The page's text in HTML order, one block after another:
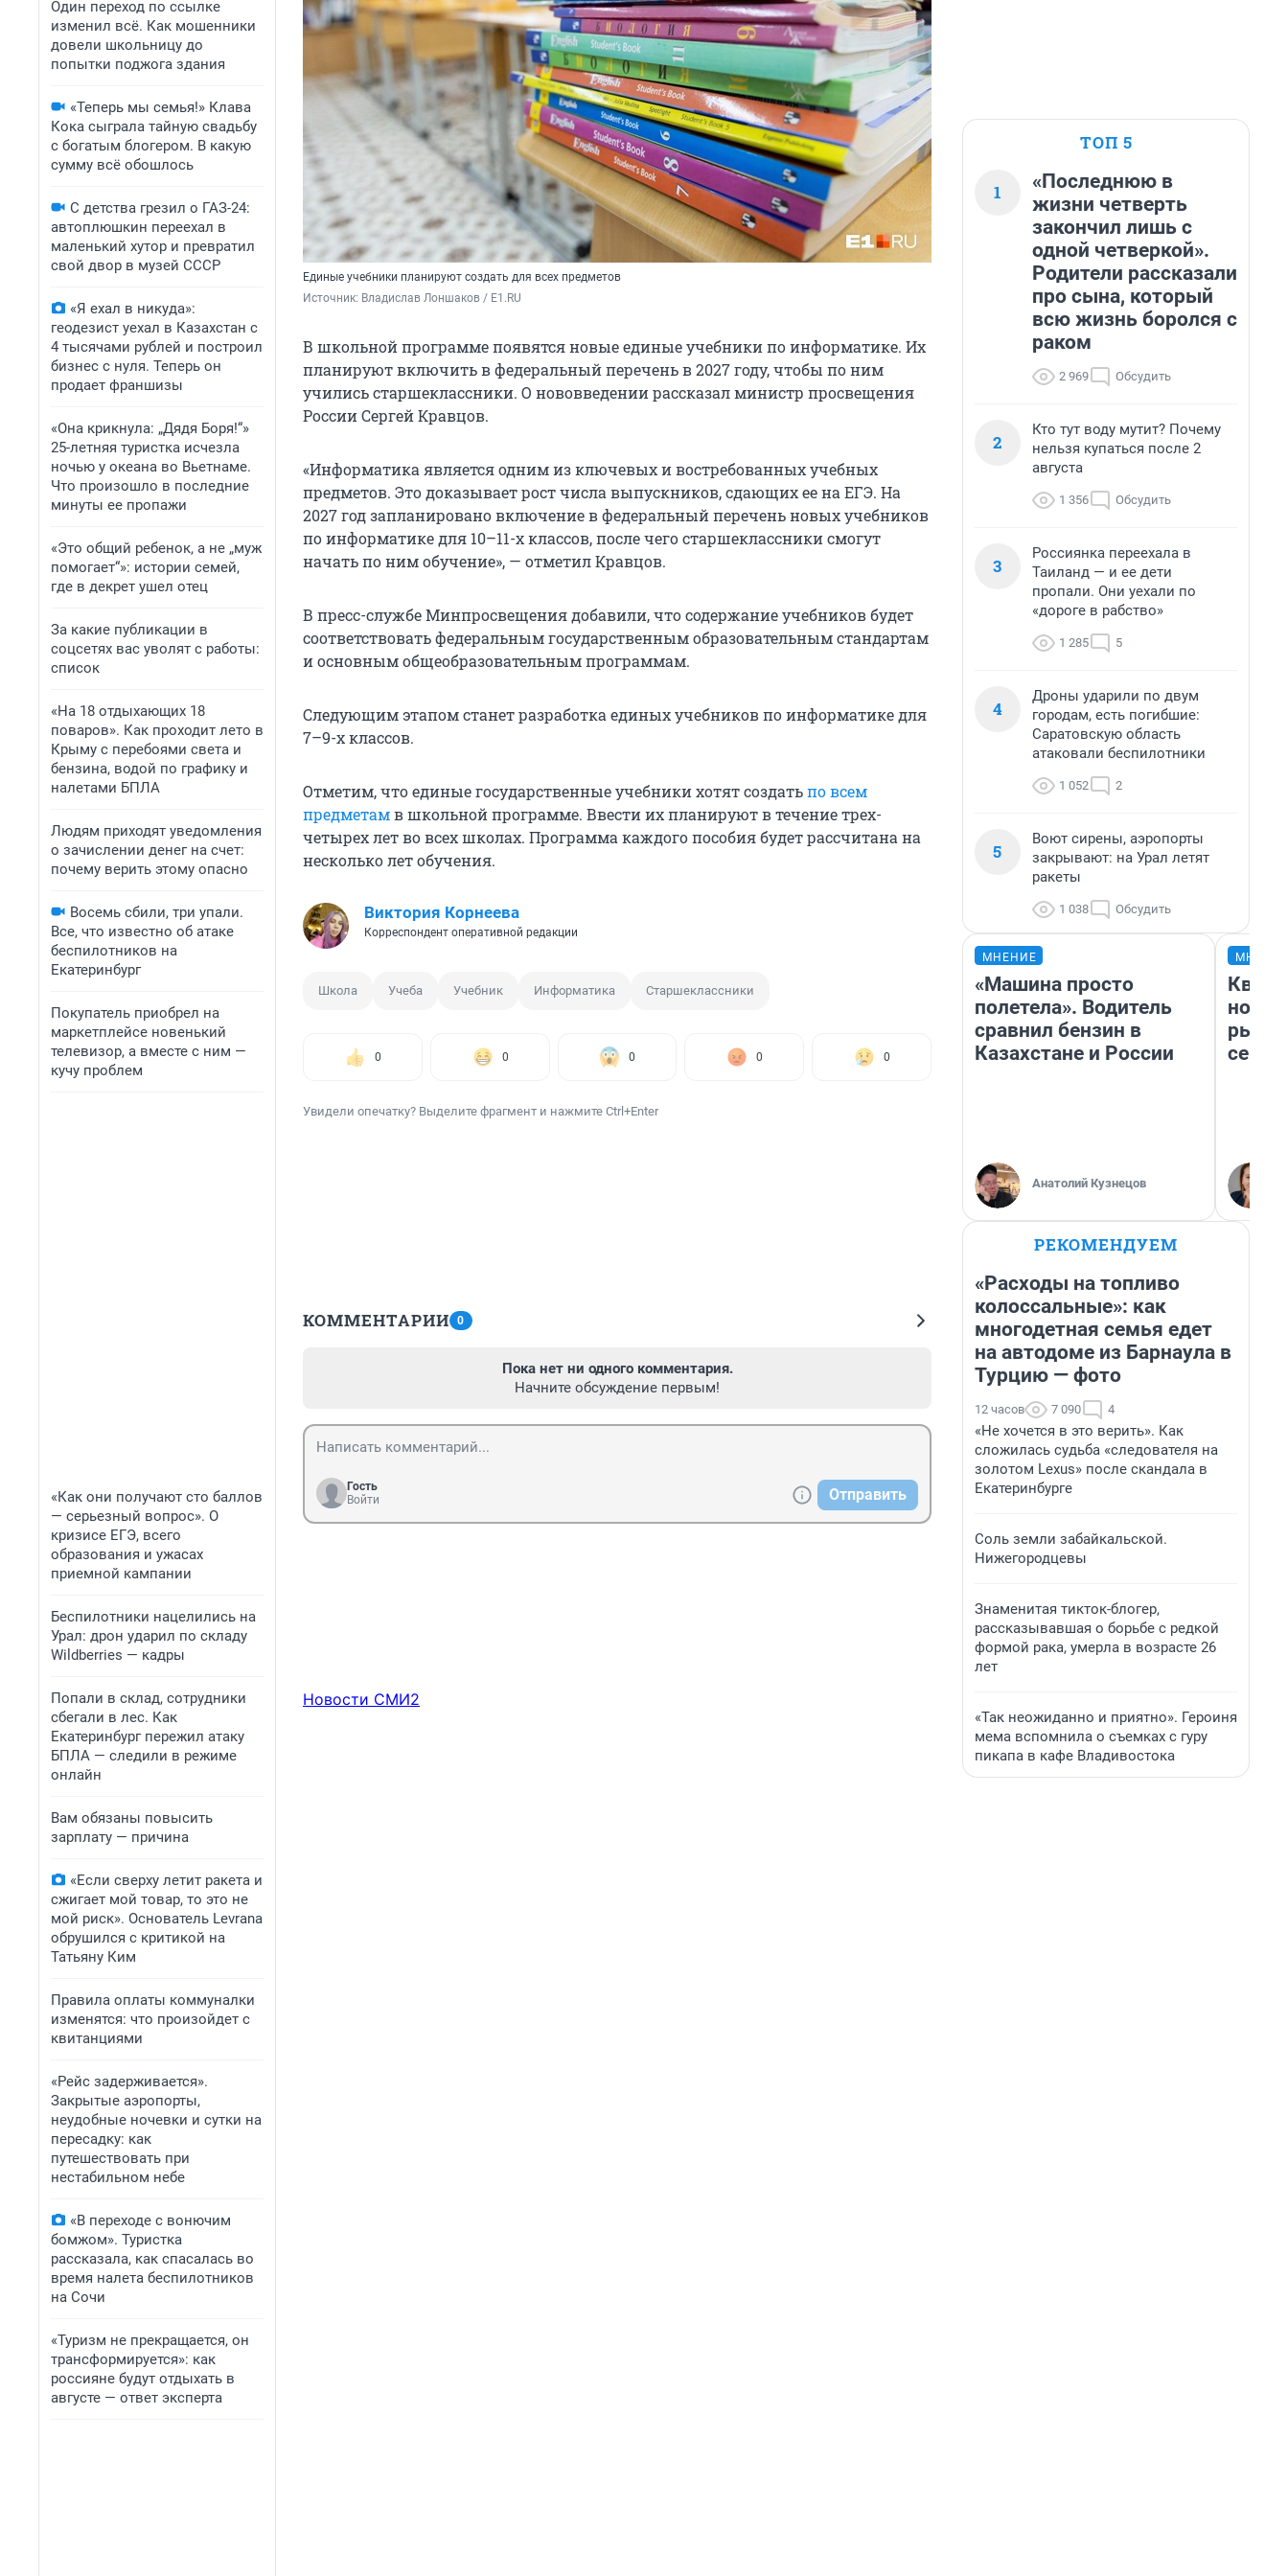
Один переход по ссылке
изменил всё. Как мошенники
довели школьницу до
попытки поджога здания
«Теперь мы семья!» Клава
Кока сыграла тайную свадьбу
с богатым блогером. В какую
сумму всё обошлось
С детства грезил о ГАЗ-24:
автоплюшкин переехал в
маленький хутор и превратил
свой двор в музей СССР
«Я ехал в никуда»:
геодезист уехал в Казахстан с
4 тысячами рублей и построил
бизнес с нуля. Теперь он
продает франшизы
«Она крикнула: „Дядя Боря!“»
25-летняя туристка исчезла
ночью у океана во Вьетнаме.
Что произошло в последние
минуты ее пропажи
«Это общий ребенок, а не „муж
помогает“»: истории семей,
где в декрет ушел отец
За какие публикации в
соцсетях вас уволят с работы:
список
«На 18 отдыхающих 18
поваров». Как проходит лето в
Крыму с перебоями света и
бензина, водой по графику и
налетами БПЛА
Людям приходят уведомления
о зачислении денег на счет:
почему верить этому опасно
Восемь сбили, три упали.
Все, что известно об атаке
беспилотников на
Екатеринбург
Покупатель приобрел на
маркетплейсе новенький
телевизор, а вместе с ним —
кучу проблем
«Как они получают сто баллов
— серьезный вопрос». О
кризисе ЕГЭ, всего
образования и ужасах
приемной кампании
Беспилотники нацелились на
Урал: дрон ударил по складу
Wildberries — кадры
Попали в склад, сотрудники
сбегали в лес. Как
Екатеринбург пережил атаку
БПЛА — следили в режиме
онлайн
Вам обязаны повысить
зарплату — причина
«Если сверху летит ракета и
сжигает мой товар, то это не
мой риск». Основатель Levrana
обрушился с критикой на
Татьяну Ким
Правила оплаты коммуналки
изменятся: что произойдет с
квитанциями
«Рейс задерживается».
Закрытые аэропорты,
неудобные ночевки и сутки на
пересадку: как
путешествовать при
нестабильном небе
«В переходе с вонючим
бомжом». Туристка
рассказала, как спасалась во
время налета беспилотников
на Сочи
«Туризм не прекращается, он
трансформируется»: как
россияне будут отдыхать в
августе — ответ эксперта
Единые учебники планируют создать для всех предметов
Источник: Владислав Лоншаков / E1.RU
В школьной программе появятся новые единые учебники по информатике. Их
планируют включить в федеральный перечень в 2027 году, чтобы по ним
учились старшеклассники. О нововведении рассказал министр просвещения
России Сергей Кравцов.
«Информатика является одним из ключевых и востребованных учебных
предметов. Это доказывает рост числа выпускников, сдающих ее на ЕГЭ. На
2027 год запланировано включение в федеральный перечень новых учебников
по информатике для 10–11-х классов, после чего старшеклассники смогут
начать по ним обучение», — отметил Кравцов.
В пресс-службе Минпросвещения добавили, что содержание учебников будет
соответствовать федеральным государственным образовательным стандартам
и основным общеобразовательным программам.
Следующим этапом станет разработка единых учебников по информатике для
7–9-хклассов.
Отметим, что единые государственные учебники хотят создатьпо всем
предметамв школьной программе. Ввести их планируют в течение трех-
четырех лет во всех школах. Программа каждого пособия будет рассчитана на
несколько лет обучения.
Виктория Корнеева
Корреспондент оперативной редакции
Школа Учеба Учебник Информатика Старшеклассники
0 0 0 0 0
Увидели опечатку? Выделите фрагмент и нажмите Ctrl+Enter
КОММЕНТАРИИ 0
Пока нет ни одного комментария.
Начните обсуждение первым!
Гость
Войти
Отправить
Новости СМИ2
ТОП 5
1
«Последнюю в
жизни четверть
закончил лишь с
одной четверкой».
Родители рассказали
про сына, который
всю жизнь боролся с
раком
2 969 Обсудить
2
Кто тут воду мутит? Почему
нельзя купаться после 2
августа
1 356 Обсудить
3
Россиянка переехала в
Таиланд — и ее дети
пропали. Они уехали по
«дороге в рабство»
1 285 5
4
Дроны ударили по двум
городам, есть погибшие:
Саратовскую область
атаковали беспилотники
1 052 2
5
Воют сирены, аэропорты
закрывают: на Урал летят
ракеты
1 038 Обсудить
МНЕНИЕ
«Машина просто
полетела». Водитель
сравнил бензин в
Казахстане и России
Анатолий Кузнецов
но
РЕКОМЕНДУЕМ
«Расходы на топливо
колоссальные»: как
многодетная семья едет
на автодоме из Барнаула в
Турцию — фото
12 часов 7 090 4
«Не хочется в это верить». Как
сложилась судьба «следователя на
золотом Lexus» после скандала в
Екатеринбурге
Соль земли забайкальской.
Нижегородцевы
Знаменитая тикток-блогер,
рассказывавшая о борьбе с редкой
формой рака, умерла в возрасте 26
лет
«Так неожиданно и приятно». Героиня
мема вспомнила о съемках с гуру
пикапа в кафе Владивостока